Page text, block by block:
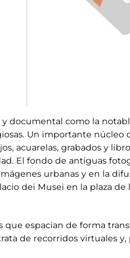
documental como la
Un importante núcleo
acuarelas, grabados y
El fondo de antiguas
urbanas y en la
dei Musei en la plaza de
espacian de forma
de recorridos virtuales